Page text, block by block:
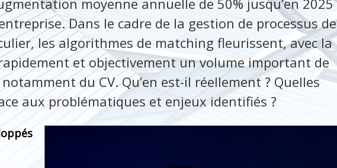
moyenne annuelle de 50% jusqu’en 2025
Dans le cadre de la gestion de processus de
les algorithmes de matching fleurissent, avec la
et objectivement un volume important de
du CV. Qu’en est-il réellement ? Quelles
aux problématiques et enjeux identifiés ?